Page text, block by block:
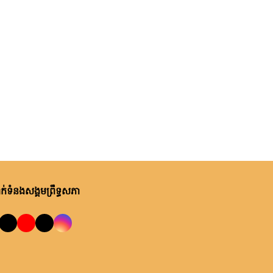
នងសង្គមព្រឹទ្ធសភា